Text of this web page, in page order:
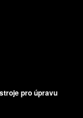
pro úpravu